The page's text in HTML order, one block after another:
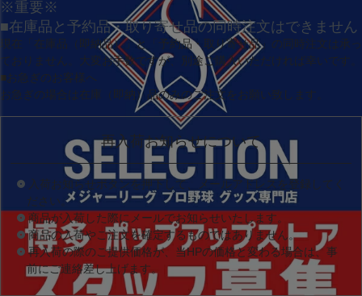
※重要※
■在庫品と予約品・取り寄せ品の同時注文はできません
現在 「在庫品（即納品）」と 「予約品・取り寄せ品」 の同時注文は承っ
ておりません。大変お手数ですが、別途ご購入いただければ幸いです。
■お急ぎのお客様へ
お急ぎの場合は 在庫（即納）品のみのご注文をお願い致します。
再入荷お知らせについて
入荷お知らせボタンを押下して、メールアドレスを登録してく
ださい。
商品が入荷した際にメールでお知らせいたします。
商品の入荷やご注文を確定するものではありません。
再入荷の際のご提供価格が、当HPの価格と変わる場合は、事
前にご連絡差し上げます。